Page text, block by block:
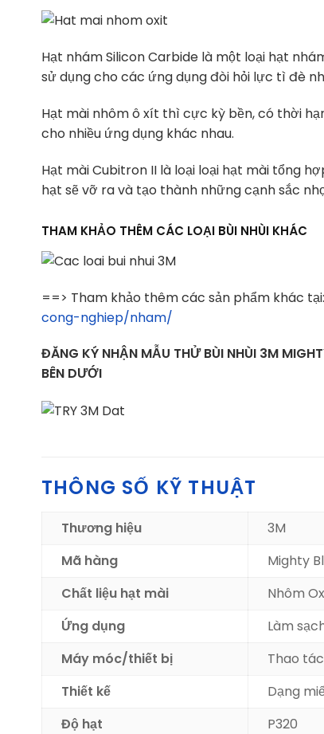
Hạt nhám Silicon Carbide là một loại hạt
sử dụng cho các ứng dụng đòi hỏi lực tì đè
Hạt mài nhôm ô xít thì cực kỳ bền, có thời
cho nhiều ứng dụng khác nhau.
Hạt mài Cubitron II là loại loại hạt mài tổng
hạt sẽ vỡ ra và tạo thành những cạnh sắc
THAM KHẢO THÊM CÁC LOẠI BÙI NHÙI KHÁC
==> Tham khảo thêm các sản phẩm khác tại:
cong-nghiep/nham/
ĐĂNG KÝ NHẬN MẪU THỬ BÙI NHÙI 3M
BÊN DƯỚI
THÔNG SỐ KỸ THUẬT
Thương hiệu
3M
Mã hàng
Mighty
Chất liệu hạt mài
Nhôm
Ứng dụng
Làm
Máy móc/thiết bị
Thao
Thiết kế
Dạng
Độ hạt
P320